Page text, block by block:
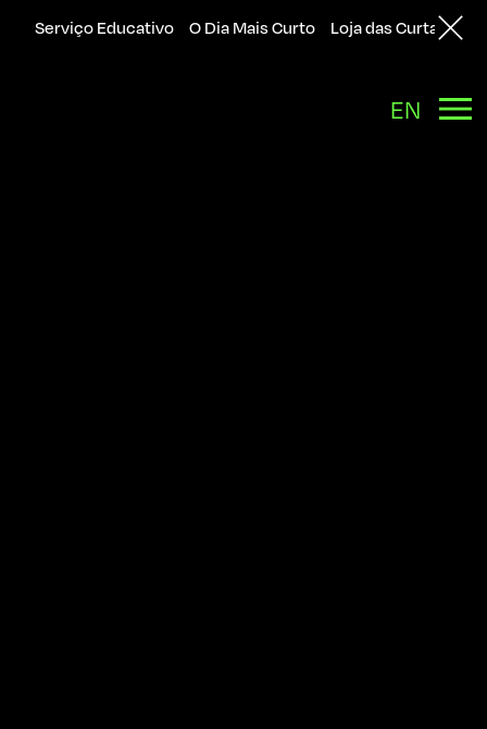
Serviço Educativo O Dia Mais Curto Loja das Curtas
EN
Back